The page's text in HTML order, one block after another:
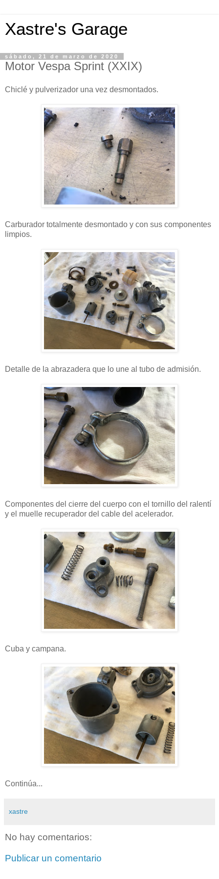
Xastre's Garage
sábado, 21 de marzo de 2020
Motor Vespa Sprint (XXIX)
Chiclé y pulverizador una vez desmontados.
Carburador totalmente desmontado y con sus componentes
limpios.
Detalle de la abrazadera que lo une al tubo de admisión.
Componentes del cierre del cuerpo con el tornillo del ralentí
y el muelle recuperador del cable del acelerador.
Cuba y campana.
Continúa...
xastre
No hay comentarios:
Publicar un comentario